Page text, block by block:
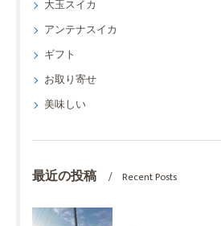
大玉スイカ
アンテナスイカ
ギフト
お取り寄せ
美味しい
最近の投稿 Recent Posts